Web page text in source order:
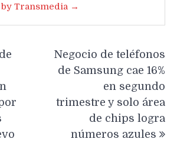
Transmedia →
Negocio de teléfonos
de Samsung cae 16%
en segundo
trimestre y solo área
de chips logra
números azules